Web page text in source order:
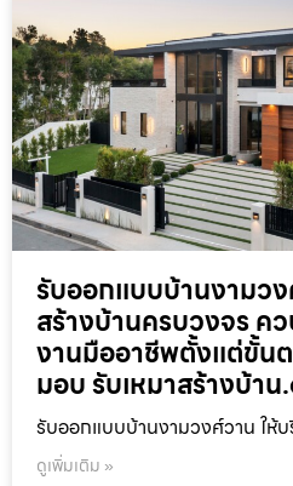
รับออกแบบบ้านงามวง
สร้างบ้านครบวงจร ค
งานมืออาชีพตั้งแต่ขั้น
มอบ รับเหมาสร้างบ้า
รับออกแบบบ้านงามวงศ์วาน ให้บ
ดูเพิ่มเติม »